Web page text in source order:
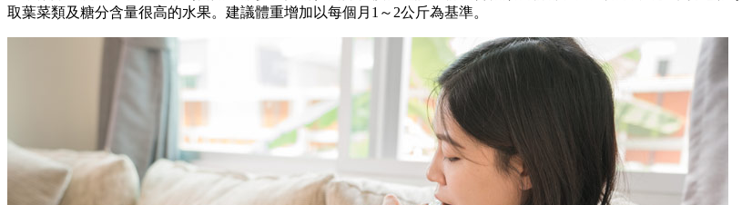
取葉菜類及糖分含量很高的水果。建議體重增加以每個月1～2公斤為基準。